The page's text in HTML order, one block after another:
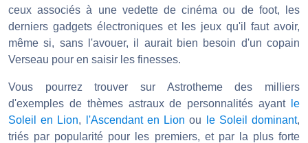
ceux associés à une vedette de cinéma ou de foot, les
derniers gadgets électroniques et les jeux qu'il faut avoir,
même si, sans l'avouer, il aurait bien besoin d'un copain
Verseau pour en saisir les finesses.
Vous pourrez trouver sur Astrotheme des milliers
d'exemples de thèmes astraux de personnalités ayant
le
Soleil en Lion, l'Ascendant en Lion ou le Soleil dominant,
triés par popularité pour les premiers, et par la plus forte